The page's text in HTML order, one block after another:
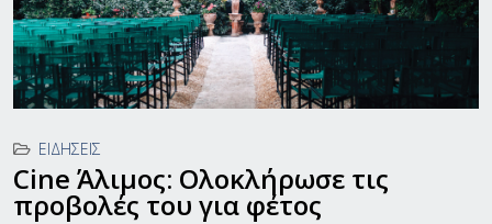
ΕΙΔΉΣΕΙΣ
Cine Άλιμος: Ολοκλήρωσε τις
προβολές του για φέτος